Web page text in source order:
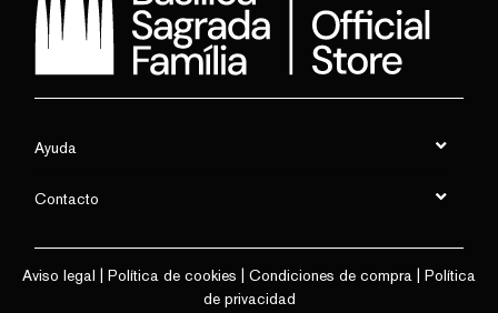
Ayuda
Contacto
Aviso legal Política de cookies Condiciones de compra
Política
de privacidad